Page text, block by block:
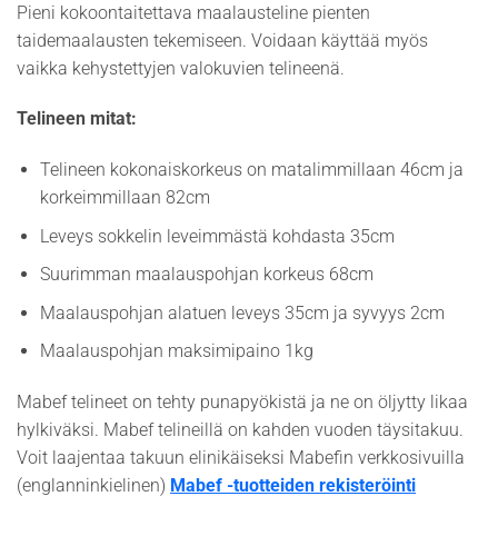
Pieni kokoontaitettava maalausteline pienten
taidemaalausten tekemiseen. Voidaan käyttää myös
vaikka kehystettyjen valokuvien telineenä.
Telineen mitat:
Telineen kokonaiskorkeus on matalimmillaan 46cm ja
korkeimmillaan 82cm
Leveys sokkelin leveimmästä kohdasta 35cm
Suurimman maalauspohjan korkeus 68cm
Maalauspohjan alatuen leveys 35cm ja syvyys 2cm
Maalauspohjan maksimipaino 1kg
Mabef telineet on tehty punapyökistä ja ne on öljytty likaa
hylkiväksi. Mabef telineillä on kahden vuoden täysitakuu.
Voit laajentaa takuun elinikäiseksi Mabefin verkkosivuilla
(englanninkielinen) Mabef -tuotteiden rekisteröinti